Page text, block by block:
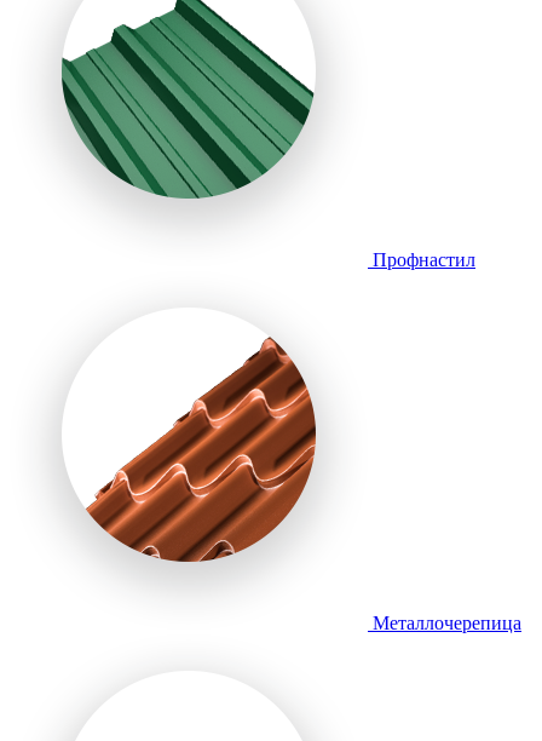
Профнастил
Металлочерепица